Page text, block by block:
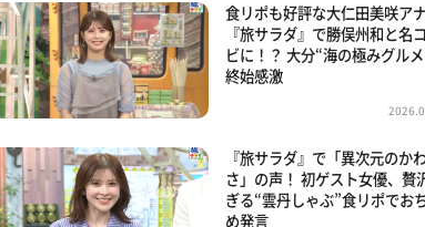
食リポも好評な大仁田美咲アナ
『旅サラダ』で勝俣州和と名
ビに！？ 大分“海の極みグル
終始感激
『旅サラダ』で「異次元のか
さ」の声！ 初ゲスト女優、贅
ぎる“雲丹しゃぶ”食リポでお
め発言